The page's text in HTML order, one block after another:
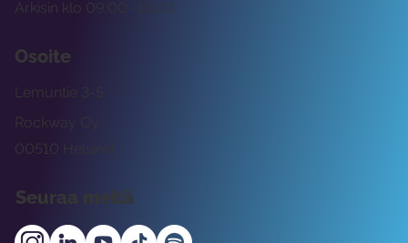
Arkisin klo 09:00 -15:00
Osoite
Rockway Oy
Lemuntie 3-5
00510 Helsinki
Seuraa meitä